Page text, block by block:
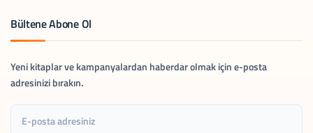
Bültene Abone Ol
Yeni kitaplar ve kampanyalardan haberdar olmak için e-posta
adresinizi bırakın.